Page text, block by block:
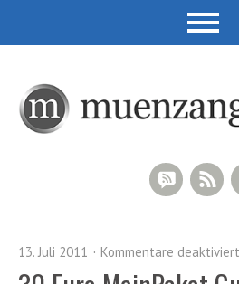
RSS
13. Juli 2011 Kommentare deaktiviert